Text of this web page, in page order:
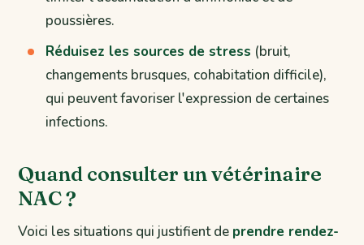
poussières.
Réduisez les sources de stress (bruit,
changements brusques, cohabitation difficile),
qui peuvent favoriser l'expression de certaines
infections.
Quand consulter un vétérinaire
NAC ?
Voici les situations qui justifient de prendre rendez-